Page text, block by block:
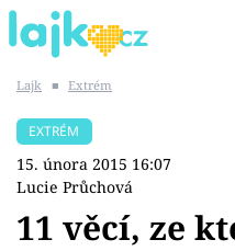
SHOPAHOLICADEL
Lajk ■ Extrém
EXTRÉM
15. února 2015 16:07
Lucie Průchová
11 věcí, ze